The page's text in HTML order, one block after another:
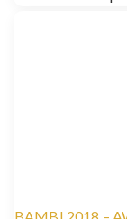
BAMBI 2018 –